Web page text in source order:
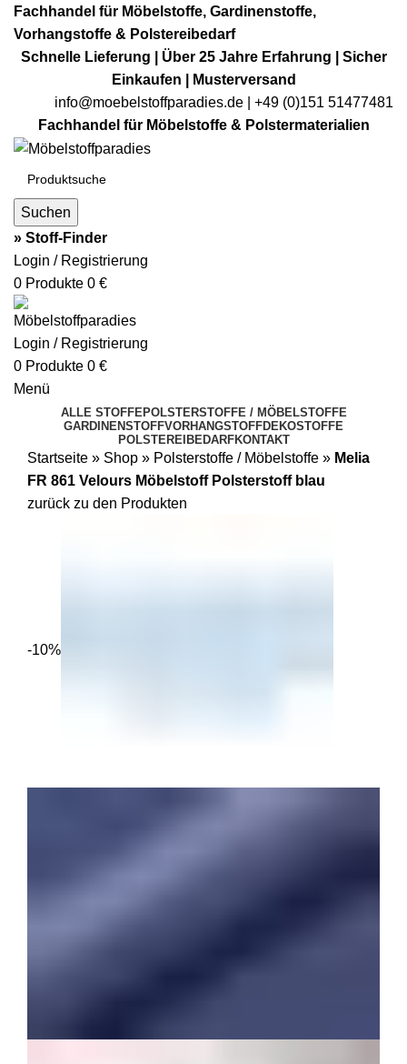
Fachhandel für Möbelstoffe, Gardinenstoffe,
Vorhangstoffe & Polstereibedarf
Schnelle Lieferung | Über 25 Jahre Erfahrung | Sicher
Einkaufen | Musterversand
info@moebelstoffparadies.de | +49 (0)151 51477481
Fachhandel für Möbelstoffe & Polstermaterialien
Suchen
» Stoff-Finder
Login / Registrierung
0 Produkte 0 €
Login / Registrierung
0 Produkte 0 €
Menü
ALLE STOFFEPOLSTERSTOFFE / MÖBELSTOFFE
GARDINENSTOFFVORHANGSTOFFDEKOSTOFFE
POLSTEREIBEDARFKONTAKT
Startseite » Shop » Polsterstoffe / Möbelstoffe » Melia
FR 861 Velours Möbelstoff Polsterstoff blau
zurück zu den Produkten
-10%